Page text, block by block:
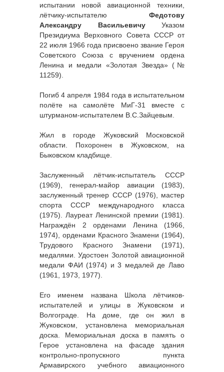
испытании новой авиационной техники,
лётчику-испытателю Федотову
Александру ВасильевичуУказом
Президиума Верховного Совета СССР от
22 июля 1966 года присвоено звание Героя
Советского Союза с вручением ордена
Ленина и медали «Золотая Звезда» (№
11259).
Погиб 4 апреля 1984 года в испытательном
полёте на самолёте МиГ-31 вместе с
штурманом-испытателем В.С.Зайцевым.
Жил в городе Жуковский Московской
области. Похоронен в Жуковском, на
Быковском кладбище.
Заслуженный лётчик-испытатель СССР
(1969), генерал-майор авиации (1983),
заслуженный тренер СССР (1976), мастер
спорта СССР международного класса
(1975). Лауреат Ленинской премии (1981).
Награждён 2 орденами Ленина (1966,
1974), орденами Красного Знамени (1964),
Трудового Красного Знамени (1971),
медалями. Удостоен Золотой авиационной
медали ФАИ (1974) и 3 медалей де Лаво
(1961, 1973, 1977).
Его именем названа Школа лётчиков-
испытателей и улицы в Жуковском и
Волгограде. На доме, где он жил в
Жуковском, установлена мемориальная
доска. Мемориальная доска в память о
Герое установлена на фасаде здания
контрольно-пропускного пункта
Армавирского учебного авиационного